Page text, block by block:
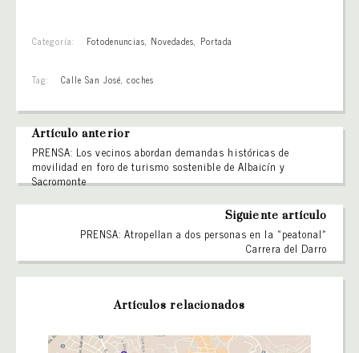
Categoría: Fotodenuncias, Novedades, Portada
Tag: Calle San José, coches
Artículo anterior
PRENSA: Los vecinos abordan demandas históricas de
movilidad en foro de turismo sostenible de Albaicín y
Sacromonte
Siguiente artículo
PRENSA: Atropellan a dos personas en la «peatonal»
Carrera del Darro
Artículos relacionados